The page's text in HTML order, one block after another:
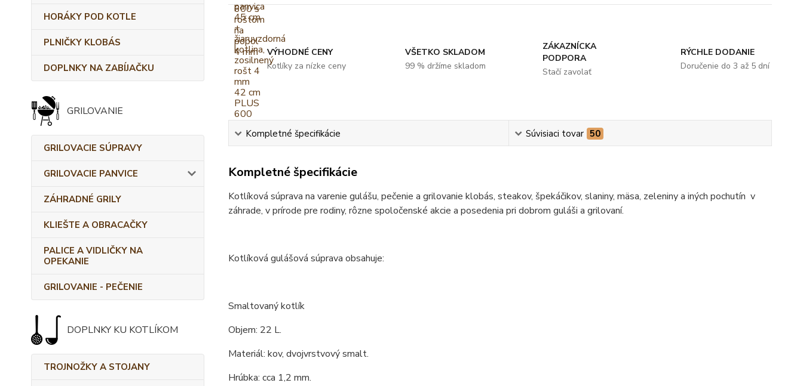
HORÁKY POD KOTLE
PLNIČKY KLOBÁS
DOPLNKY NA ZABÍJAČKU
GRILOVANIE
GRILOVACIE SÚPRAVY
GRILOVACIE PANVICE
ZÁHRADNÉ GRILY
KLIEŠTE A OBRACAČKY
PALICE A VIDLIČKY NA
OPEKANIE
GRILOVANIE - PEČENIE
DOPLNKY KU KOTLÍKOM
TROJNOŽKY A STOJANY
VÝHODNÉ CENY
Kotlíky za nízke ceny
VŠETKO SKLADOM
99 % držíme skladom
ZÁKAZNÍCKA
PODPORA
Stačí zavolať
RÝCHLE DODANIE
Doručenie do 3 až 5 dní
Kompletné špecifikácie Súvisiaci tovar 50
Kompletné špecifikácie
Kotlíková súprava na varenie gulášu, pečenie a grilovanie klobás, steakov, špekáčikov, slaniny, mäsa, zeleniny a iných pochutín v
záhrade, v prírode pre rodiny, rôzne spoločenské akcie a posedenia pri dobrom guláši a grilovaní.
Kotlíková gulášová súprava obsahuje:
Smaltovaný kotlík
Objem: 22 L.
Materiál: kov, dvojvrstvový smalt.
Hrúbka: cca 1,2 mm.